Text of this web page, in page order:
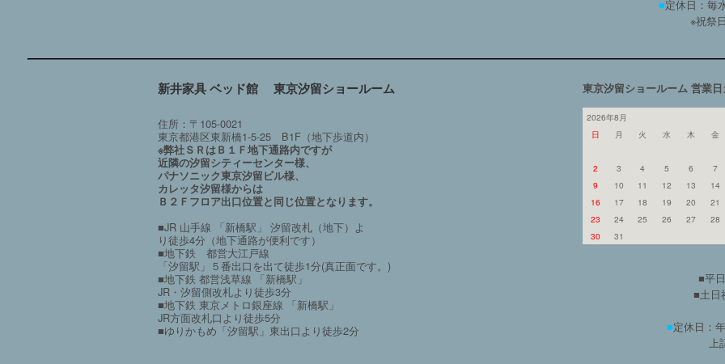
■定休日：毎
※祝祭
新井家具 ベッド館 東京汐留ショールーム
住所：〒105-0021
東京都港区東新橋1-5-25 B1F（地下歩道内）
※弊社ＳＲはＢ１Ｆ地下通路内ですが
近隣の汐留シティーセンター様、
パナソニック東京汐留ビル様、
カレッタ汐留様からは
Ｂ２Ｆフロア出口位置と同じ位置となります。
■JR 山手線 「新橋駅」 汐留改札（地下）よ
り徒歩4分（地下通路が便利です）
■地下鉄 都営大江戸線
「汐留駅」５番出口を出て徒歩1分(真正面です。)
■地下鉄 都営浅草線 「新橋駅」
JR・汐留側改札より徒歩3分
■地下鉄 東京メトロ銀座線 「新橋駅」
JR方面改札口より徒歩5分
■ゆりかもめ「汐留駅」東出口より徒歩2分
東京汐留ショールーム 営業
2026年8月
日
月 火 水 木 金
2 3 4 5 6
7
9
10 11 12 13
14
16
17 18 19 20
21
23
24 25 26 27
28
30
31
■平
■土日
■定休日：
上